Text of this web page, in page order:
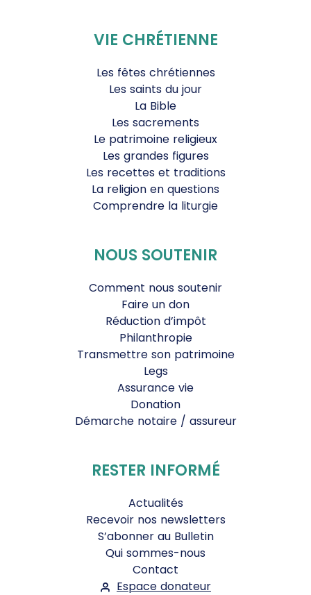
VIE CHRÉTIENNE
Les fêtes chrétiennes
Les saints du jour
La Bible
Les sacrements
Le patrimoine religieux
Les grandes figures
Les recettes et traditions
La religion en questions
Comprendre la liturgie
NOUS SOUTENIR
Comment nous soutenir
Faire un don
Réduction d’impôt
Philanthropie
Transmettre son patrimoine
Legs
Assurance vie
Donation
Démarche notaire / assureur
RESTER INFORMÉ
Actualités
Recevoir nos newsletters
S’abonner au Bulletin
Qui sommes-nous
Contact
Espace donateur